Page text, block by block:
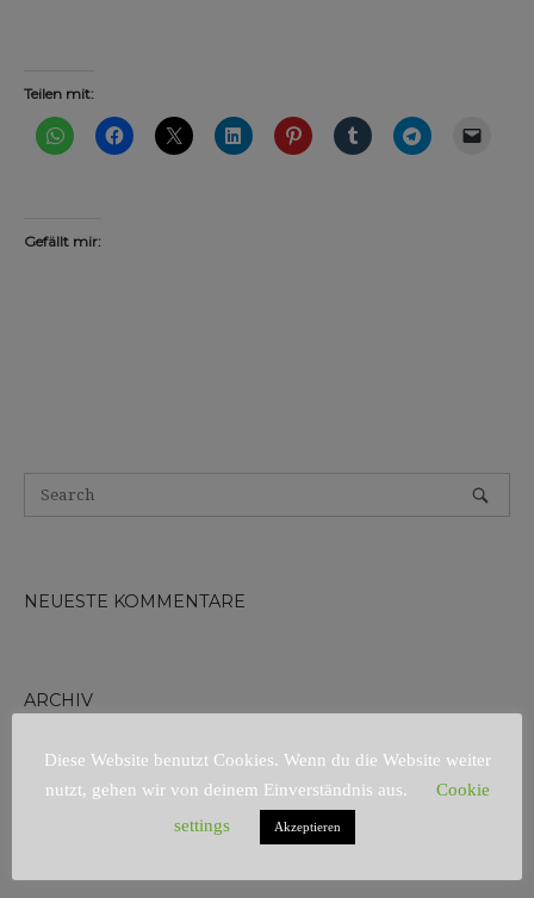
Teilen mit:
Gefällt mir:
NEUESTE KOMMENTARE
ARCHIV
KATEGORIEN
Diese Website benutzt Cookies. Wenn du die Website weiter
nutzt, gehen wir von deinem Einverständnis aus.
Cookie
settings
Akzeptieren